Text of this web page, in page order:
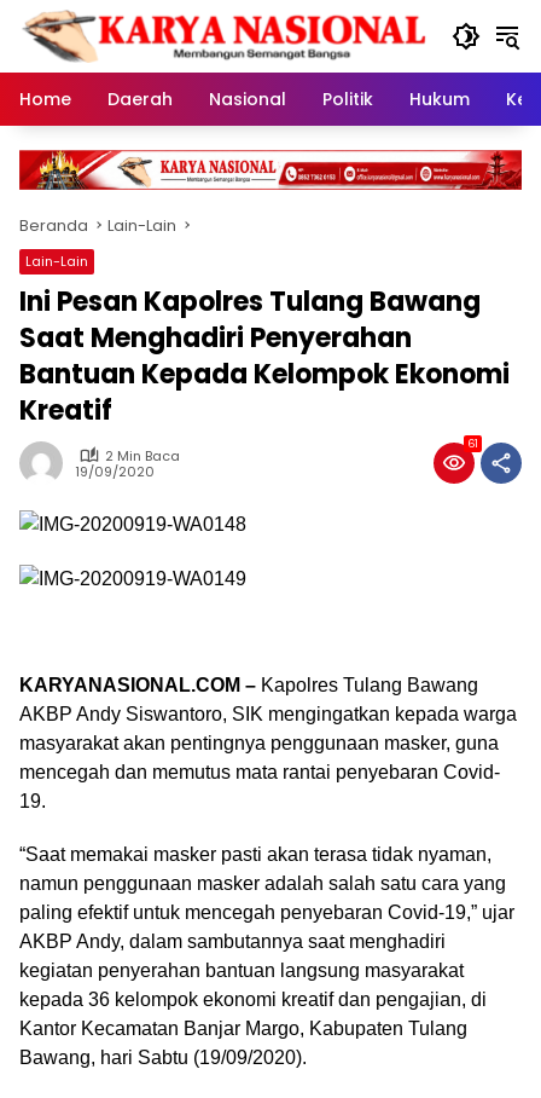
Langsung
konten
Home
Daerah Nasional Politik Hukum
Beranda Lain-Lain
Lain-Lain
Ini Pesan Kapolres Tulang Bawang
Saat Menghadiri Penyerahan
Bantuan Kepada Kelompok Ekonomi
Kreatif
2 Min Baca
19/09/2020
61
KARYANASIONAL.COM – Kapolres Tulang Bawang
AKBP Andy Siswantoro, SIK mengingatkan kepada warga
masyarakat akan pentingnya penggunaan masker, guna
mencegah dan memutus mata rantai penyebaran Covid-
19.
“Saat memakai masker pasti akan terasa tidak nyaman,
namun penggunaan masker adalah salah satu cara yang
paling efektif untuk mencegah penyebaran Covid-19,” ujar
AKBP Andy, dalam sambutannya saat menghadiri
kegiatan penyerahan bantuan langsung masyarakat
kepada 36 kelompok ekonomi kreatif dan pengajian, di
Kantor Kecamatan Banjar Margo, Kabupaten Tulang
Bawang, hari Sabtu (19/09/2020).